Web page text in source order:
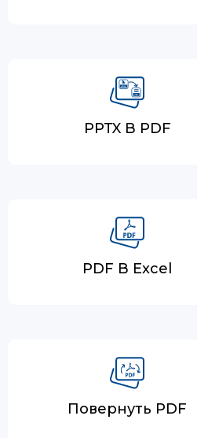
PPTX В PDF
PDF В Excel
Повернуть PDF